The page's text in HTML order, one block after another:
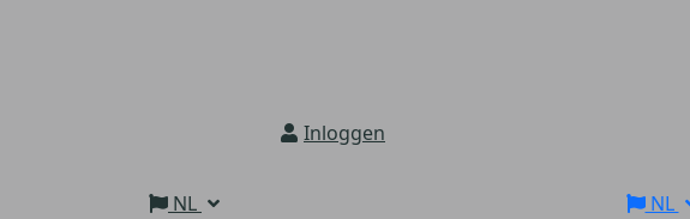
Inloggen
NL NL